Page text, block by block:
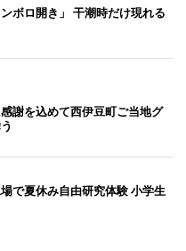
ボロ開き」 干潮時だけ現れる
謝を込めて西伊豆町ご当地グ
で夏休み自由研究体験 小学生